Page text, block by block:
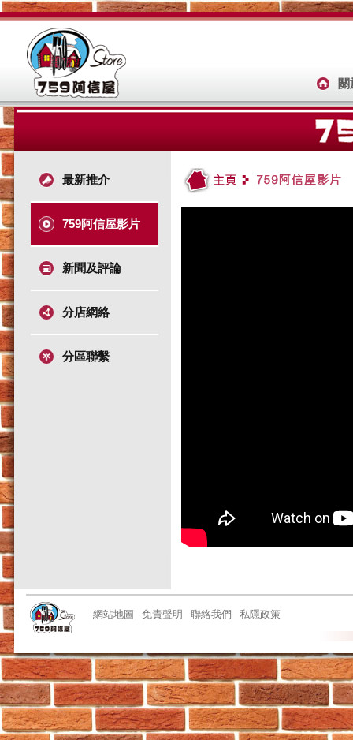
最新推介
759阿信屋影片
新聞及評論
分店網絡
分區聯繫
網站地圖 免責聲明 聯絡我們 私隱政策